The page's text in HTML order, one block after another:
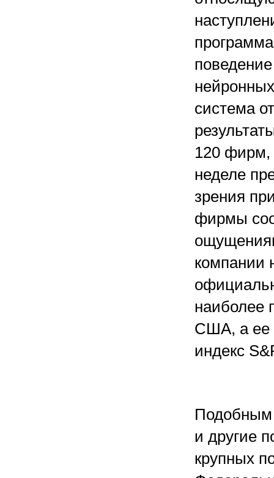
система
120 фирм,
неделе
зрения
фирмы
компании
наиболее
США, а ее
индекс
Подобным
и другие
крупных